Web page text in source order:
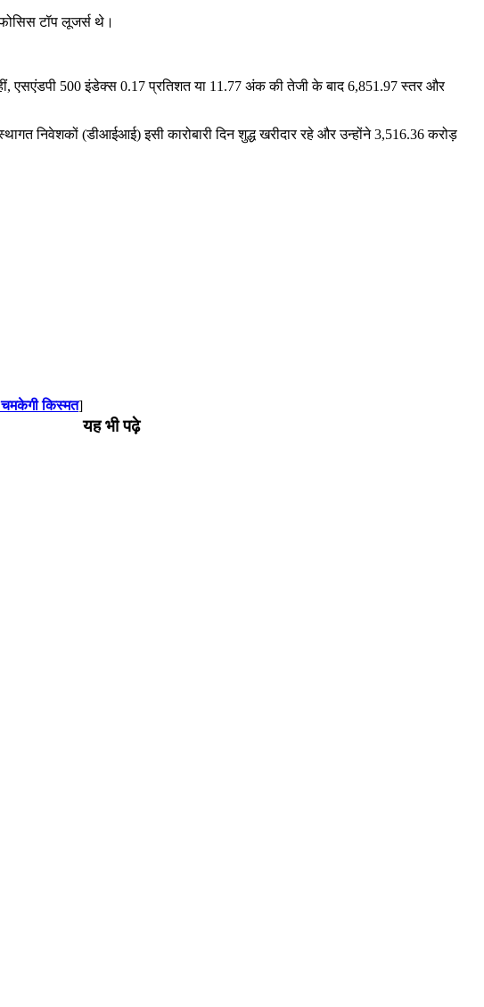
टॉप लूजर्स थे।
एसएंडपी 500 इंडेक्स 0.17 प्रतिशत या 11.77 अंक की तेजी के बाद 6,851.97 स्तर और
निवेशकों (डीआईआई) इसी कारोबारी दिन शुद्ध खरीदार रहे और उन्होंने 3,516.36 करोड़
किस्मत]
यह भी पढ़े